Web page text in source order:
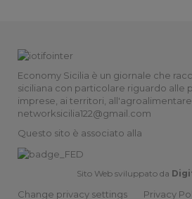
Economy Sicilia è un giornale che
siciliana con particolare riguardo alle
imprese, ai territori, all'agroalimentare.
networksicilia122@gmail.com
Questo sito è associato alla
Sito Web sviluppato da
Change privacy settings Privacy